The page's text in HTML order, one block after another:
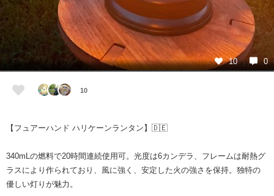
10 0
10
【フュアーハンド ハリケーンランタン】🇩🇪
340mLの燃料で20時間連続使用可。光度は6カンデラ、フレームは耐熱グ
ラスにより作られており、風に強く、安定した火の強さを保持。独特の
優しい灯りが魅力。